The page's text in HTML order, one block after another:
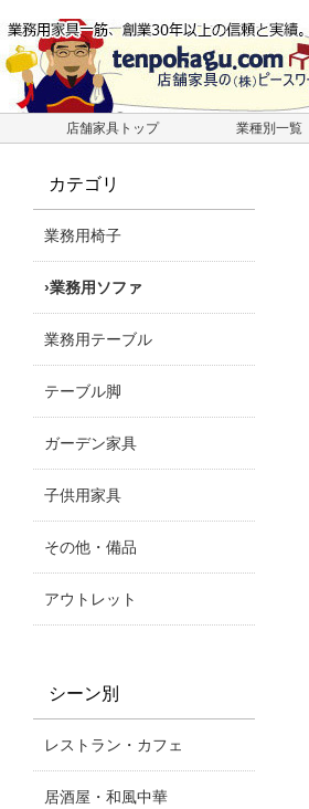
店舗家具トップ 業種別一覧
カテゴリ
業務用椅子
業務用ソファ
業務用テーブル
テーブル脚
ガーデン家具
子供用家具
その他・備品
アウトレット
シーン別
レストラン・カフェ
居酒屋・和風中華